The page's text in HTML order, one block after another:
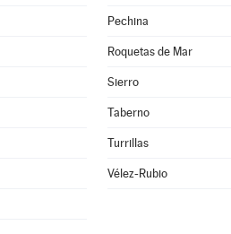
Pechina
Roquetas de Mar
Sierro
Taberno
Turrillas
Vélez-Rubio